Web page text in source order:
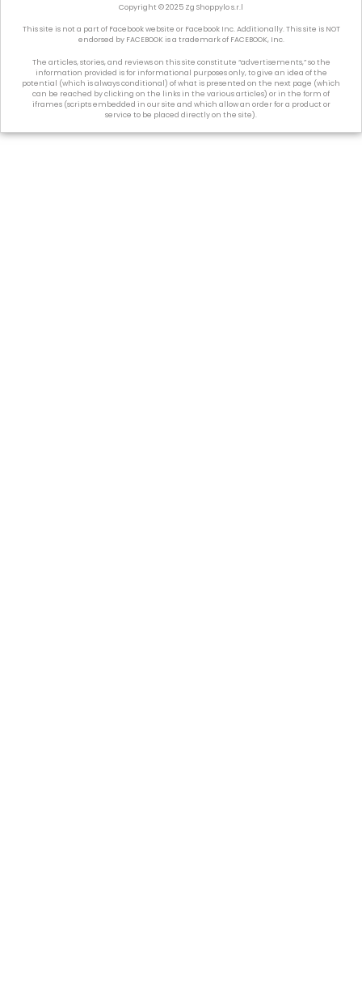
Copyright © 2025 Zg Shoppylo s.r.l
This site is not a part of Facebook website or Facebook Inc. Additionally. This site is NOT
endorsed by FACEBOOK is a trademark of FACEBOOK, Inc.
The articles, stories, and reviews on this site constitute “advertisements,” so the
information provided is for informational purposes only, to give an idea of the
potential (which is always conditional) of what is presented on the next page (which
can be reached by clicking on the links in the various articles) or in the form of
iframes (scripts embedded in our site and which allow an order for a product or
service to be placed directly on the site).